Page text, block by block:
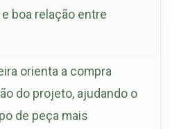
boa relação entre
orienta a compra
do projeto, ajudando o
de peça mais